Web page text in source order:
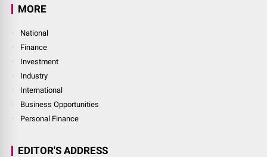
MORE
National
Finance
Investment
Industry
International
Business Opportunities
Personal Finance
EDITOR'S ADDRESS